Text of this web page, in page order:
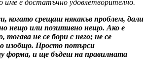
име е достатъчно удовлетворително.
когато срещаш някакъв проблем, дали
нещо или позитивно нещо. Ако е
тогава не се бори с него; не се
изобщо. Просто потърси
форма, и ще бъдеш на правилната